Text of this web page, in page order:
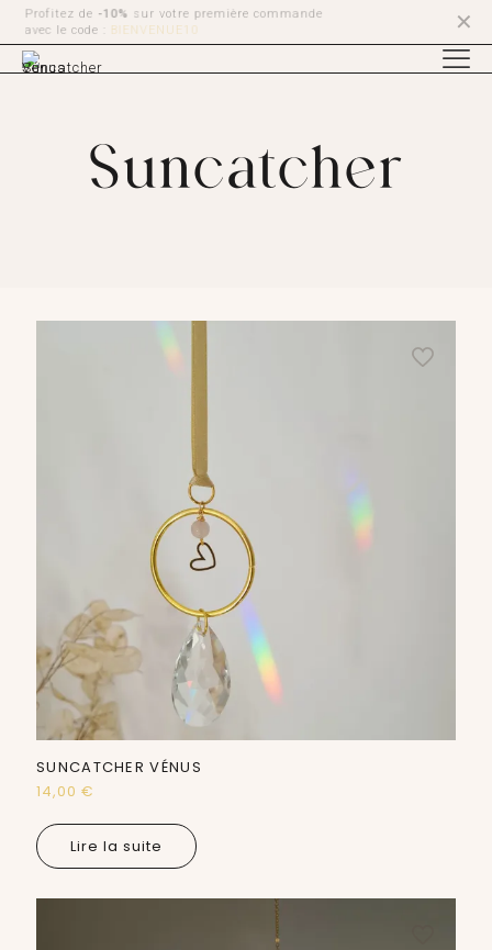
Profitez de laLivraison offerte en point relais
à partir de 89€ et à domicile à partir de 150€
✕
Suncatcher
SUNCATCHER VÉNUS
14,00 €
Lire la suite